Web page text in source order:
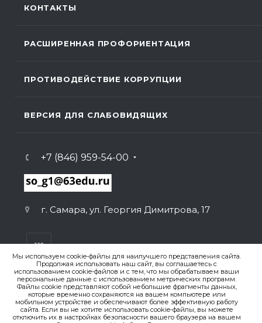
Мы используем cookie-файлы для наилучшего представления сайта.
Продолжая использовать наш сайт, вы соглашаетесь с
использованием cookie-файлов и с тем, что мы обрабатываем ваши
персональные данные с использованием метрических программ.
Файлы cookie представляют собой небольшие фрагменты данных,
которые временно сохраняются на вашем компьютере или
мобильном устройстве и обеспечивают более эффективную работу
сайта. Если вы не хотите использовать cookie-файлы, вы можете
отключить их в настройках безопасности вашего браузера на вашем
КОНТАКТЫ
РАСШИРЕННАЯ ПРОФОРИЕНТАЦИЯ
ПРОТИВОДЕЙСТВИЕ КОРРУПЦИИ
ВЕРСИЯ ДЛЯ СЛАБОВИДЯЩИХ
+7 (846) 959-54-00
г. Самара, ул. Георгия Димитрова, 17
ВЕРСИЯ ДЛЯ ПЕЧАТИ
ПОЛИТИКА КОНФИДЕНЦИАЛЬНОСТИ